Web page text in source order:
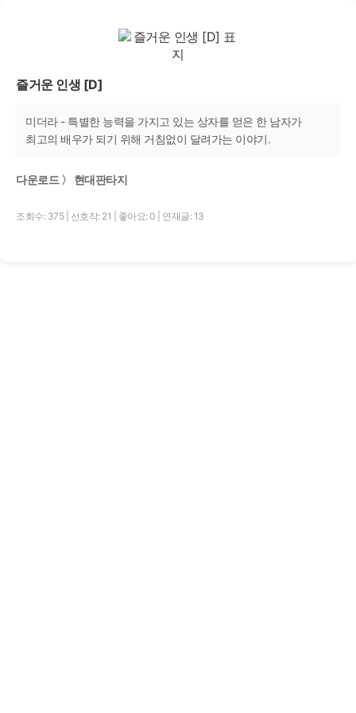
즐거운 인생 [D]
미더라 - 특별한 능력을 가지고 있는 상자를 얻은 한 남자가
최고의 배우가 되기 위해 거침없이 달려가는 이야기.
다운로드 〉 현대판타지
조회수: 375 선호작: 21 좋아요: 0 연재글: 13